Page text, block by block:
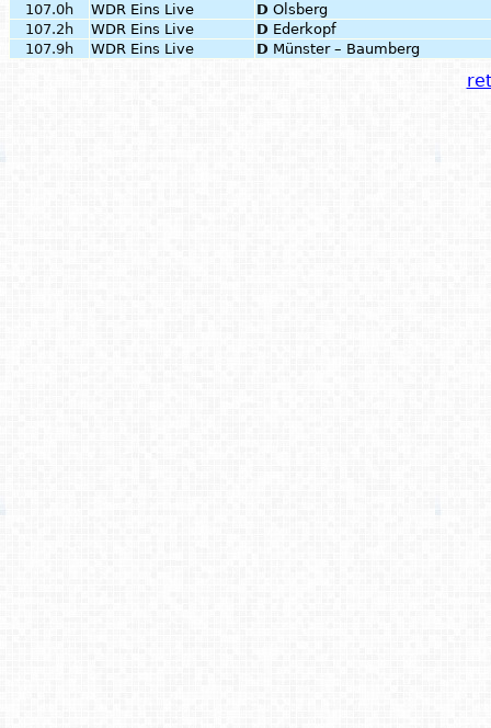
107.0h
WDR Eins Live D Olsberg
107.2h
WDR Eins Live D Ederkopf
107.9h
WDR Eins Live D Münster – Baumberg